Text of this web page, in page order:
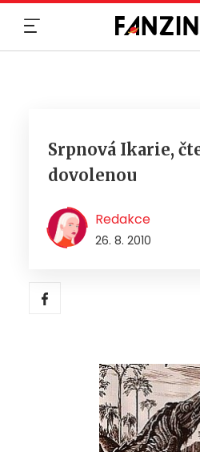
Srpnová Ikarie,
dovolenou
Redakce
26. 8. 2010